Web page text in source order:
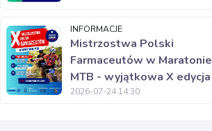
INFORMACJE
Mistrzostwa Polski
Farmaceutów w Maratonie
MTB - wyjątkowa X edycja
2026-07-24 14:30